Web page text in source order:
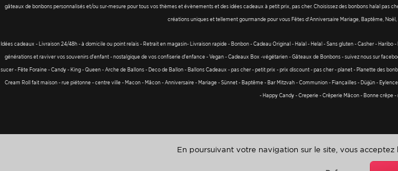
En poursuivant votre navigation sur le site, vous acceptez
gâteaux de bonbons personnalisés et/ou sur-mesure pour tous vos thèmes et évènements et des idées cadeaux à petit prix, pas cher. Choisissez des bonbons halal
créations uniques et tellement gourmande pour vous Fêtes d’Anniversaire Mariage, Baptême,
Idées cadeaux - Livraison 24/48h - à domicile ou point relais - Retrait en magasin- Livraison rapide - Bonbon - Cadeau Original - Halal - Helal - Sans gluten - Casher -
générations et raviver vos souvenirs d'enfant - nostalgique de vos confiserie d'enfance - Vegan - Cadeaux Box -végétarien - Gâteaux de Bonbons - suivez nous sur
sucer - Fête Foraine - Candy - King - Queen - Arche de Ballons - Deco de Ballon - Ballons Cadeaux - pas cher - petit prix - prix discount - pas cher - planet - Planette des
Cream Roll fait maison - rue piétonne - centre ville - Macon - Mâcon - Anniversaire - Mariage - Sünnet - Baptême - Bar Mitzvah - Communion - Fiançailles - Düğün -
- Happy Candy - Creperie - Crêperie Mâcon - Bonne